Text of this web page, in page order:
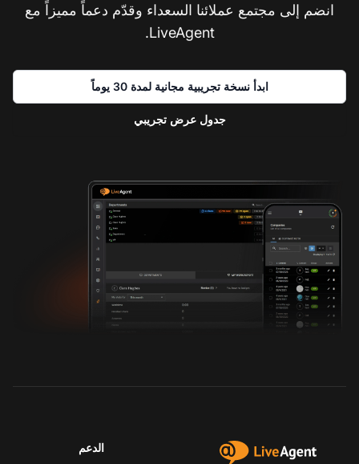
انضم إلى مجتمع عملائنا السعداء وقدّم دعماً مميزاً مع
LiveAgent.
ابدأ نسخة تجريبية مجانية لمدة 30 يوماً
جدول عرض تجريبي
الدعم